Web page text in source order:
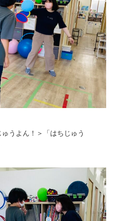
うよん！＞「はちじゅう